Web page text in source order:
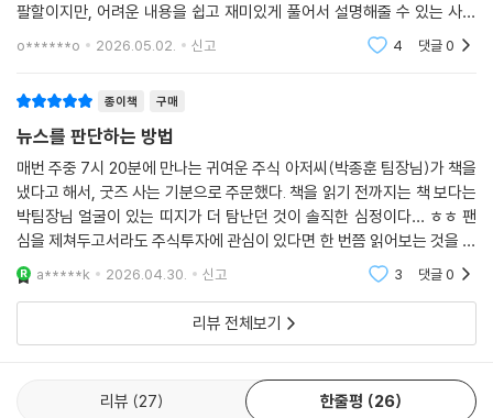
기업의 미래 가치까지 확인할 수 있다. 히트맵의 색깔을 꾸준히 모니터하
면서 투자 자금의 흐름을 시각적으로 파악하고, 섹터 전체의 상승을 견인
꿰뚫는 핵심 키워드 스캔부터 수치 분석, 여론 확인, 나만의 관점 정리로 이
어지는 이 시황 체크 플랜은 개인 투자자를 단순한 정보 소비자에서 전략
적인 투자자로 탈바꿈시킬 것이다.
초보자를 위한 간단한 뉴스 정리법부터 전문적인 데이터를 다루는 중급자
용 뉴스 정리법까지 단계별 가이드도 소개하고 있다. 독자들이 이 책을 통
해 흔들리지 않는 투자 철학을 세울 수 있도록 하기 위함이다. 부록으로 수
록된 ‘시장을 읽는 셀프 체크리스트’를 보며 딱 3개월만 시장을 직접 복기
해 보자. 단편적으로만 들리던 정보의 조각들이 당신의 소중한 자산을 지
팔할이지만, 어려운 내용을 쉽고 재미있게 풀어서 설명해줄 수 있는 사람
이야말로 진짜 능력자 아니겠습니까. 방송에서처럼 유익하고 알찬 미국투
o******o 2026.05.02. 신고 4 댓글0
종이책 구매
뉴스를 판단하는 방법
매번 주중 7시 20분에 만나는 귀여운 주식 아저씨(박종훈 팀장님)가 책을
냈다고 해서, 굿즈 사는 기분으로 주문했다. 책을 읽기 전까지는 책 보다는
박팀장님 얼굴이 있는 띠지가 더 탐난던 것이 솔직한 심정이다… ㅎㅎ 팬
심을 제쳐두고서라도 주식투자에 관심이 있다면 한 번쯤 읽어보는 것을 추
천한다. (모르는 용어가 나온다면, 슈카쌤 영상에 자세하게 설명 되어 있을
확률이 높다.
a*****k 2026.04.30. 신고 3 댓글0
리뷰 전체보기
리뷰 27 한줄평 26